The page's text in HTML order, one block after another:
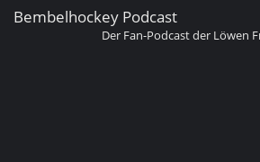
Bembelhockey Podcast
Der Fan-Podcast der Löwen